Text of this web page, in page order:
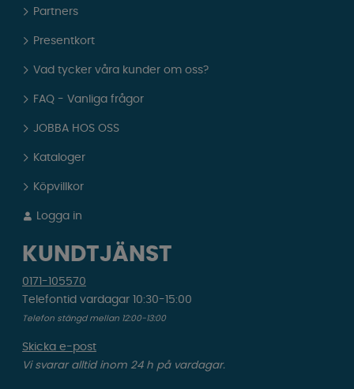
Partners
Presentkort
Vad tycker våra kunder om oss?
FAQ - Vanliga frågor
JOBBA HOS OSS
Kataloger
Köpvillkor
Logga in
KUNDTJÄNST
0171-105570
Telefontid vardagar 10:30-15:00
Telefon stängd mellan 12:00-13:00
Skicka e-post
Vi svarar alltid inom 24 h på vardagar.